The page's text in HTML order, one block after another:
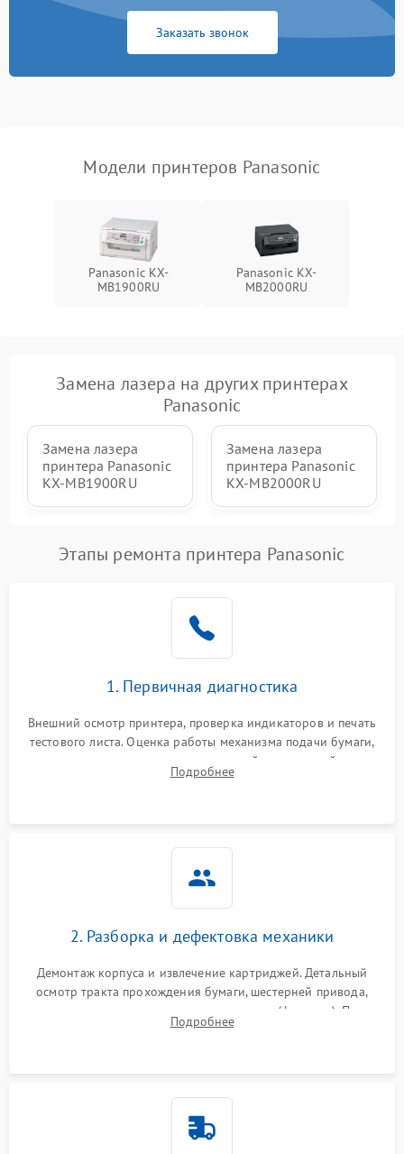
Заказать звонок
Модели принтеров Panasonic
Panasonic KX-
MB1900RU
Panasonic KX-
MB2000RU
Замена лазера на других принтерах
Panasonic
Замена лазера
принтера Panasonic
KX-MB1900RU
Замена лазера
принтера Panasonic
KX-MB2000RU
Этапы ремонта принтера Panasonic
1. Первичная диагностика
Внешний осмотр принтера, проверка индикаторов и печать
тестового листа. Оценка работы механизма подачи бумаги,
выявление посторонних шумов, замятий и первичный анализ
дефектов печати (полосы, фон, пробелы).
Подробнее
2. Разборка и дефектовка механики
Демонтаж корпуса и извлечение картриджей. Детальный
осмотр тракта прохождения бумаги, шестерней привода,
роликов захвата и узла термозакрепления (фьюзера). Поиск
физического износа и повреждений деталей.
Подробнее